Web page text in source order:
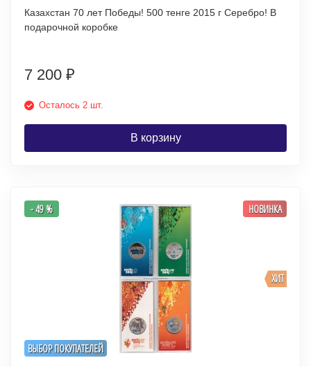
Казахстан 70 лет Победы! 500 тенге 2015 г Серебро! В
подарочной коробке
7 200 ₽
Осталось 2 шт.
В корзину
ВЫБОР ПОКУПАТЕЛЕЙ
ХИТ
- 49 % НОВИНКА